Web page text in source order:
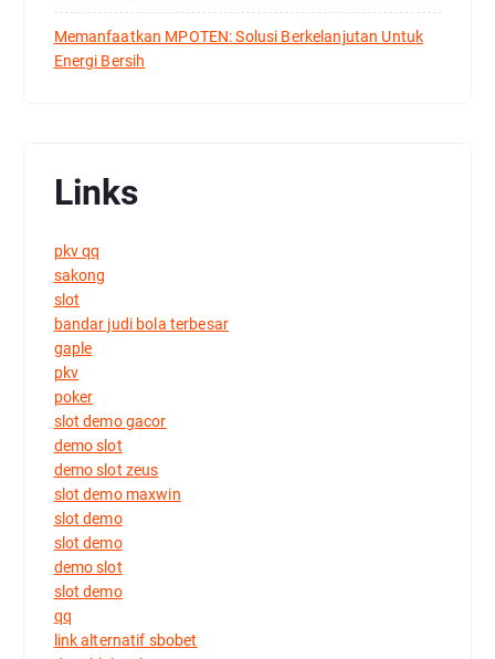
Memanfaatkan MPOTEN: Solusi Berkelanjutan Untuk
Energi Bersih
Links
pkv qq
sakong
slot
bandar judi bola terbesar
gaple
pkv
poker
slot demo gacor
demo slot
demo slot zeus
slot demo maxwin
slot demo
slot demo
demo slot
slot demo
qq
link alternatif sbobet